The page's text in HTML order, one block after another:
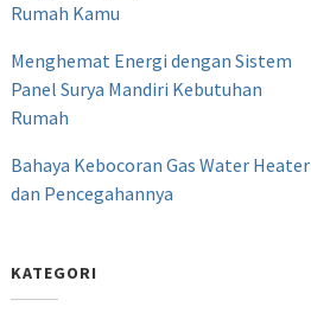
Rumah Kamu
Menghemat Energi dengan Sistem
Panel Surya Mandiri Kebutuhan
Rumah
Bahaya Kebocoran Gas Water Heater
dan Pencegahannya
KATEGORI